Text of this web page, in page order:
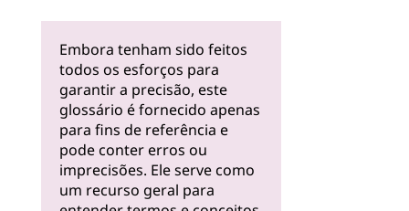
Embora tenham sido feitos
todos os esforços para
garantir a precisão, este
glossário é fornecido apenas
para fins de referência e
pode conter erros ou
imprecisões. Ele serve como
um recurso geral para